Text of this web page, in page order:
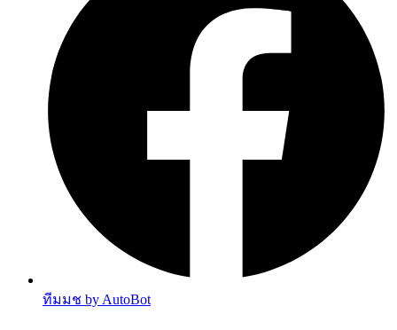
ทีมมช by AutoBot